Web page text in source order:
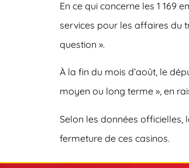
En ce qui concerne les 1 169
services pour les affaires du
question ».
À la fin du mois d’août, le
moyen ou long terme », en
Selon les données officielles,
fermeture de ces casinos.